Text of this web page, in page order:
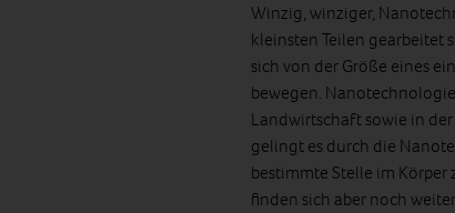
Winzig, winziger,
kleinsten Teilen gearbeitet
sich von der Größe eines
bewegen.
Landwirtschaft sowie in
gelingt es durch die
bestimmte Stelle im
finden sich aber noch